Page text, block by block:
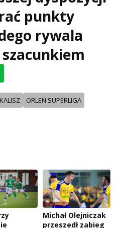
punkty
rywala
ORLEN SUPERLIGA
Michał Olejniczak
przeszedł zabieg